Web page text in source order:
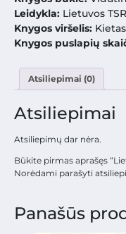
Leidykla: Lietuvos
Knygos viršelis: Kietas
Knygos puslapių
Atsiliepimai (0)
Atsiliepimai
Atsiliepimų dar nėra.
Būkite pirmas aprašęs
Norėdami parašyti
Panašūs